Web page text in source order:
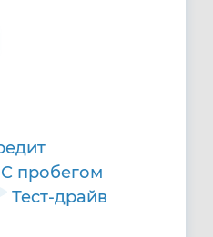
С пробегом
Тест-драйв